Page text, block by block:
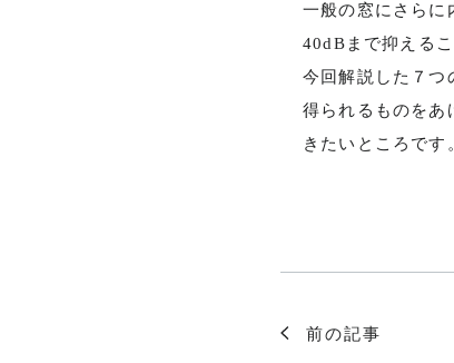
一般の窓にさらに
40dBまで抑える
今回解説した７つ
得られるものをあ
きたいところです
前の記事